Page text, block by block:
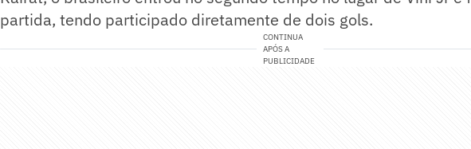
partida, tendo participado diretamente de dois gols.
CONTINUA
APÓS A
PUBLICIDADE